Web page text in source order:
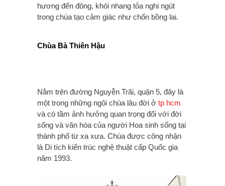
hương đến đông, khói nhang tỏa nghi ngút
trong chùa tạo cảm giác như chốn bồng lai.
Chùa Bà Thiên Hậu
Nằm trên đường Nguyễn Trãi, quận 5, đây là
một trong những ngôi chùa lâu đời ở tp hcm
và có tầm ảnh hưởng quan trọng đối với đời
sống và văn hóa của người Hoa sinh sống tại
thành phố từ xa xưa. Chùa được công nhận
là Di tích kiến trúc nghệ thuật cấp Quốc gia
năm 1993.